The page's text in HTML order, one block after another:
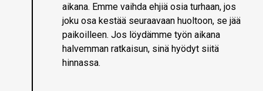
aikana. Emme vaihda ehjiä osia turhaan, jos
joku osa kestää seuraavaan huoltoon, se jää
paikoilleen. Jos löydämme työn aikana
halvemman ratkaisun, sinä hyödyt siitä
hinnassa.